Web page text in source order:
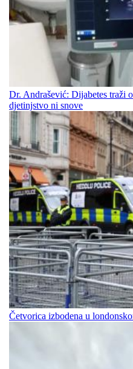
Dr. Andrašević: Dijabetes traži
djetinjstvo ni snove
Četvorica izbodena u